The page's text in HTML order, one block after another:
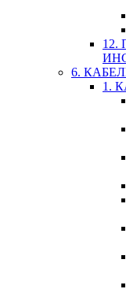
12.
6.
1.